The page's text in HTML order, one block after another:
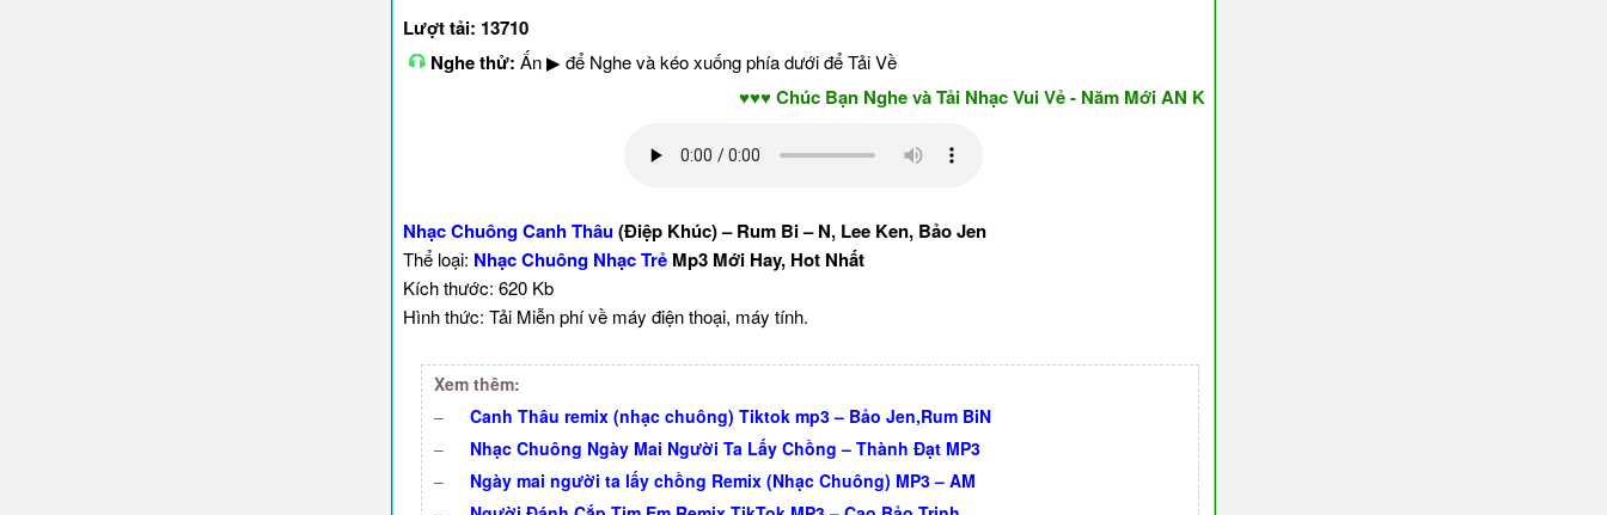
Lượt tải: 13710
Nghe thử: Ấn ▶ để Nghe và kéo xuống phía dưới để Tải Về
♥♥♥ Chúc Bạn Nghe và Tải Nhạc Vui Vẻ - Năm Mới AN KHANG & THỊNH VƯỢNG ♥♥♥
Nhạc Chuông Canh Thâu(Điệp Khúc) – Rum Bi – N, Lee Ken, Bảo Jen
Thể loại: Nhạc Chuông Nhạc Trẻ Mp3 Mới Hay, Hot Nhất
Kích thước: 620 Kb
Hình thức: Tải Miễn phí về máy điện thoại, máy tính.
Xem thêm:
–
Canh Thâu remix (nhạc chuông) Tiktok mp3 – Bảo Jen,Rum BiN
–
Nhạc Chuông Ngày Mai Người Ta Lấy Chồng – Thành Đạt MP3
–
Ngày mai người ta lấy chồng Remix (Nhạc Chuông) MP3 – AM